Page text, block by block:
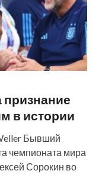
признание
в истории
Бывший
чемпионата мира
Сорокин во